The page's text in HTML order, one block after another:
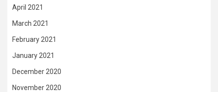
April 2021
March 2021
February 2021
January 2021
December 2020
November 2020